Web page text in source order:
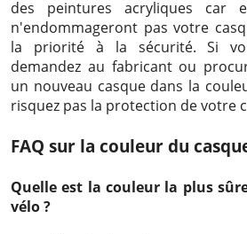
des peintures acryliques car
n'endommageront pas votre
la priorité à la sécurité. Si
demandez au fabricant ou
un nouveau casque dans la
risquez pas la protection de votre
FAQ sur la couleur du
Quelle est la couleur la plus
vélo ?